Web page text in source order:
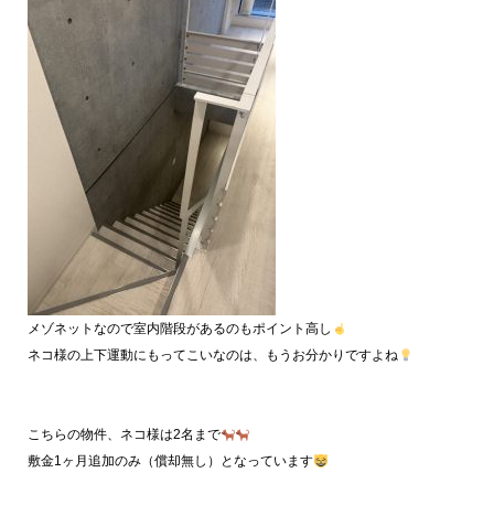
メゾネットなので室内階段があるのもポイント高し
ネコ様の上下運動にもってこいなのは、もうお分かりですよね
こちらの物件、ネコ様は2名まで
敷金1ヶ月追加のみ（償却無し）となっています